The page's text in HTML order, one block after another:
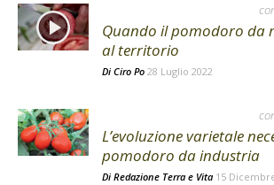
Quando il pomodoro da
al territorio
Di Ciro Po 28 Luglio 2022
L’evoluzione varietale
pomodoro da industria
Di Redazione Terra e Vita 15